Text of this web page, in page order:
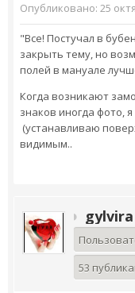
Опубликовано: 25
"Все! Постучал в
закрыть тему, но
полей в мануале
Когда возникают
знаков иногда фото,
(устанавливаю
видимым..
gylvira
53